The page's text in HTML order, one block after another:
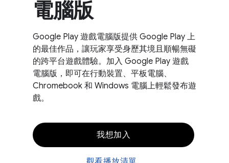
電腦版
Google Play 遊戲電腦版提供 Google Play 上
的最佳作品，讓玩家享受身歷其境且順暢無礙
的跨平台遊戲體驗。加入 Google Play 遊戲
電腦版，即可在行動裝置、平板電腦、
Chromebook 和 Windows 電腦上輕鬆發布遊
戲。
我想加入